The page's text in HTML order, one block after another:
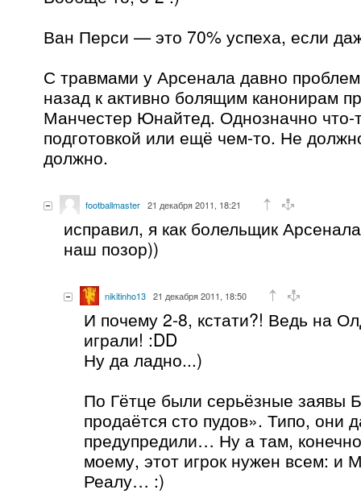
Ван Перси — это 70% успеха, если
С травмами у Арсенала давно
назад к активно болящим канонирам
Манчестер Юнайтед. Однозначно что-
подготовкой или ещё чем-то. Не
должно.
footballmaster 21 декабря 2011, 18:21
исправил, я как болельщик
наш позор))
nikitinho13 21 декабря 2011, 18:50
И почему 2-8, кстати?! Ведь на
играли! :DD
Ну да ладно...)
По Гётце были серьёзные заявы
продаётся сто пудов». Типо, они
предупредили… Ну а там,
моему, этот игрок нужен всем:
Реалу… :)